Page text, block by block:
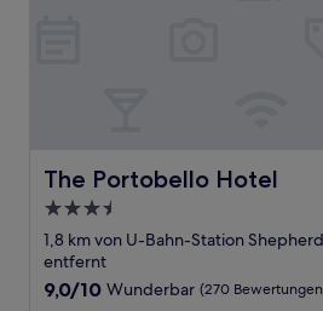
The Portobello Hotel
The Portobello Hotel
3.5-
Sterne-
Unterkunft
1,8 km von U-Bahn-Station
entfernt
9.0
9,0/10 Wunderbar (270